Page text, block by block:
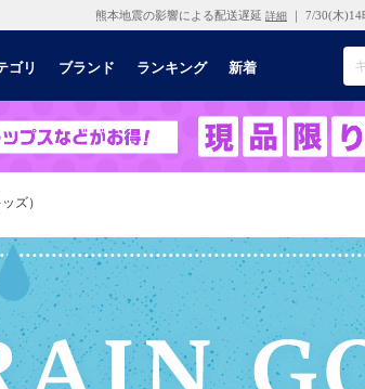
熊本地震の影響による配送遅延 詳細 ｜ 7/30(木
ゴリ ブランド ランキング 新着
ズ）